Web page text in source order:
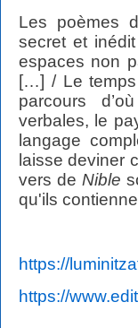
Les poèmes
secret et
espaces non
[…] / Le
parcours
verbales, le
langage
laisse deviner
vers de Nible
qu'ils
https://
https://